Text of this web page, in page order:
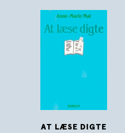
AT LÆSE DIGTE